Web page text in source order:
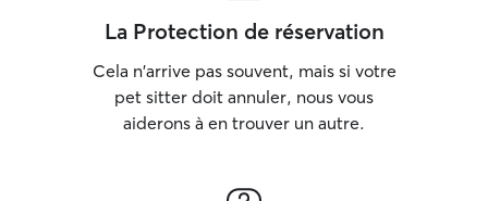
La Protection de réservation
Cela n'arrive pas souvent, mais si votre
pet sitter doit annuler, nous vous
aiderons à en trouver un autre.